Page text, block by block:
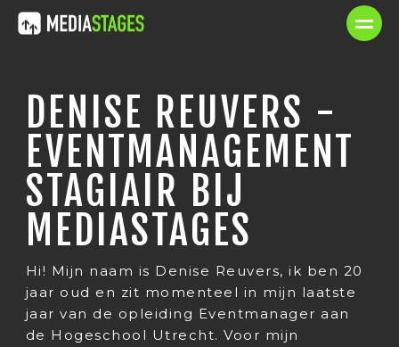
DENISE REUVERS -
EVENTMANAGEMENT
STAGIAIR BIJ
MEDIASTAGES
Hi! Mijn naam is Denise Reuvers, ik ben 20
jaar oud en zit momenteel in mijn laatste
jaar van de opleiding Eventmanager aan
de Hogeschool Utrecht. Voor mijn